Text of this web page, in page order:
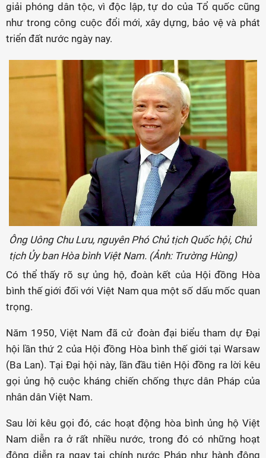
giải phóng dân tộc, vì độc lập, tự do của Tổ quốc cũng
như trong công cuộc đổi mới, xây dựng, bảo vệ và phát
triển đất nước ngày nay.
Ông Uông Chu Lưu, nguyên Phó Chủ tịch Quốc hội, Chủ
tịch Ủy ban Hòa bình Việt Nam. (Ảnh: Trường Hùng)
Có thể thấy rõ sự ủng hộ, đoàn kết của Hội đồng Hòa
bình thế giới đối với Việt Nam qua một số dấu mốc quan
trọng.
Năm 1950, Việt Nam đã cử đoàn đại biểu tham dự Đại
hội lần thứ 2 của Hội đồng Hòa bình thế giới tại Warsaw
(Ba Lan). Tại Đại hội này, lần đầu tiên Hội đồng ra lời kêu
gọi ủng hộ cuộc kháng chiến chống thực dân Pháp của
nhân dân Việt Nam.
Sau lời kêu gọi đó, các hoạt động hòa bình ủng hộ Việt
Nam diễn ra ở rất nhiều nước, trong đó có những hoạt
động diễn ra ngay tại chính nước Pháp như hành động